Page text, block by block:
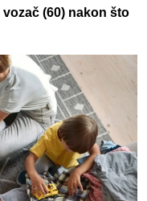
(60) nakon što